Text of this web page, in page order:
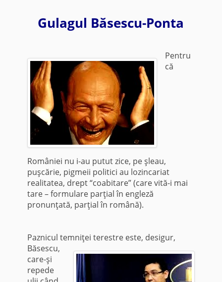
Gulagul Băsescu-Ponta
Pentru
că
României nu i-au putut zice, pe şleau,
puşcărie, pigmeii politici au lozincariat
realitatea, drept “coabitare” (care vită-i mai
tare – formulare parţial în engleză
pronunţată, parţial în română).
Paznicul temniţei terestre este, desigur,
Băsescu,
care-şi
repede